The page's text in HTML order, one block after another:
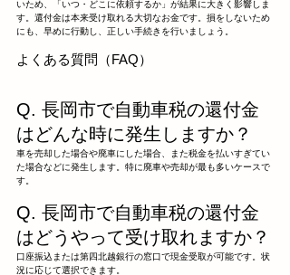
いため、「いつ・どこに依頼するか」が結果に大きく影響しま
す。還付金は本来受け取れる大切なお金です。損をしないため
にも、早めに行動し、正しい手続きを行いましょう。
よくある質問（FAQ）
Q. 長岡市で自動車税の還付金
はどんな時に発生しますか？
車を売却した場合や廃車にした場合、また税金を払いすぎてい
た場合などに発生します。特に廃車や売却が最も多いケースで
す。
Q. 長岡市で自動車税の還付金
はどうやって受け取れますか？
口座振込または第四北越銀行の窓口で現金受取が可能です。状
況に応じて選択できます。